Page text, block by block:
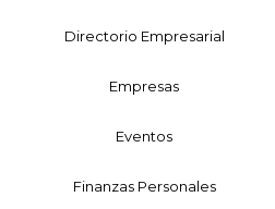
Directorio Empresarial
Empresas
Eventos
Finanzas Personales